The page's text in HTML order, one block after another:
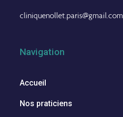
cliniquenollet.paris@gmail.com
Navigation
Accueil
Nos praticiens